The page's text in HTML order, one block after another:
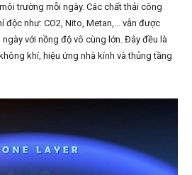
trường mỗi ngày. Các chất thải công
độc như: CO2, Nito, Metan,… vẫn được
với nồng độ vô cùng lớn. Đây đều là
khí, hiệu ứng nhà kính và thủng tầng